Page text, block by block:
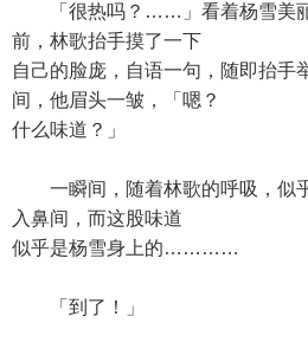
「很热吗？……」看着杨雪美丽
前，林歌抬手摸了一下
自己的脸庞，自语一句，随即抬手
间，他眉头一皱，「嗯？
什么味道？」
一瞬间，随着林歌的呼吸，似
入鼻间，而这股味道
似乎是杨雪身上的…………
「到了！」